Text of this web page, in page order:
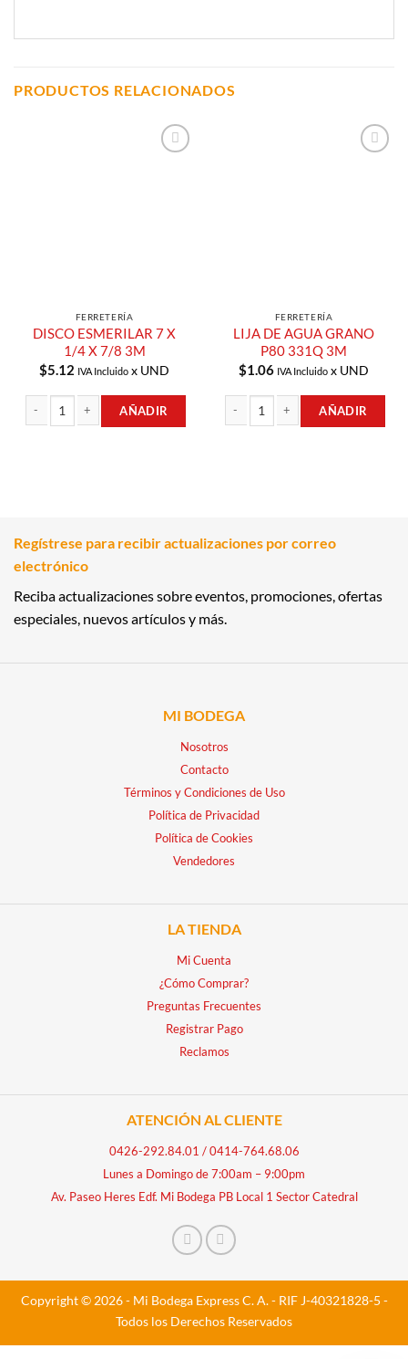
PRODUCTOS RELACIONADOS
FERRETERÍA
DISCO ESMERILAR 7 X
1/4 X 7/8 3M
$5.12 IVA Incluido x UND
AÑADIR
FERRETERÍA
LIJA DE AGUA GRANO
P80 331Q 3M
$1.06 IVA Incluido x UND
AÑADIR
Regístrese para recibir actualizaciones por correo
electrónico
Reciba actualizaciones sobre eventos, promociones, ofertas
especiales, nuevos artículos y más.
MI BODEGA
Nosotros
Contacto
Términos y Condiciones de Uso
Política de Privacidad
Política de Cookies
Vendedores
LA TIENDA
Mi Cuenta
¿Cómo Comprar?
Preguntas Frecuentes
Registrar Pago
Reclamos
ATENCIÓN AL CLIENTE
0426-292.84.01 /0414-764.68.06
Lunes a Domingo de 7:00am – 9:00pm
Av. Paseo Heres Edf. Mi Bodega PB Local 1 Sector Catedral
Copyright © 2026 - Mi Bodega Express C. A. - RIF J-40321828-5 -
Todos los Derechos Reservados